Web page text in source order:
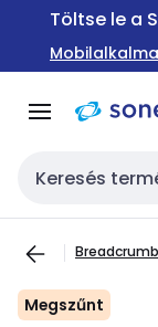
Ugrás aTöltse le a
Keresési bemenet
Megszűnt